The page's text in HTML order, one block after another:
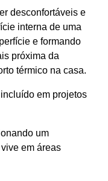
desconfortáveis e
interna de uma
e formando
próxima da
térmico na casa.
em projetos
um
em áreas